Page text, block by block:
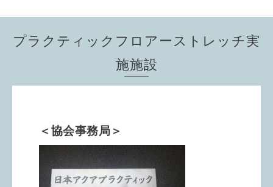
プラクティックフロアーストレッチ実
施施設
＜協会事務局＞